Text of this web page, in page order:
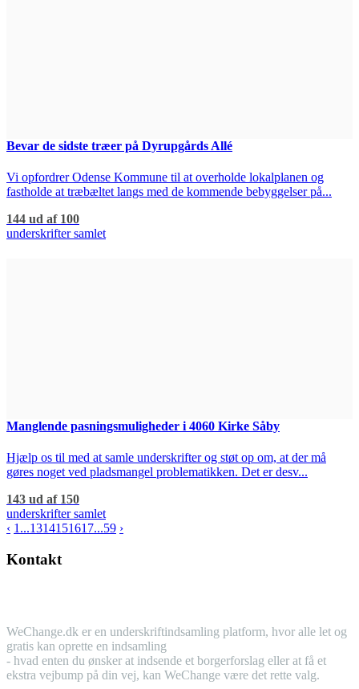
Bevar de sidste træer på Dyrupgårds Allé
Vi opfordrer Odense Kommune til at overholde lokalplanen og
fastholde at træbæltet langs med de kommende bebyggelser på...
144 ud af 100
underskrifter samlet
Manglende pasningsmuligheder i 4060 Kirke Såby
Hjælp os til med at samle underskrifter og støt op om, at der må
gøres noget ved pladsmangel problematikken. Det er desv...
143 ud af 150
underskrifter samlet
‹ 1 ...1314151617...59 ›
Kontakt
WeChange.dk er en underskriftindsamling platform, hvor alle let og
gratis kan oprette en indsamling
- hvad enten du ønsker at indsende et borgerforslag eller at få et
ekstra vejbump på din vej, kan WeChange være det rette valg.